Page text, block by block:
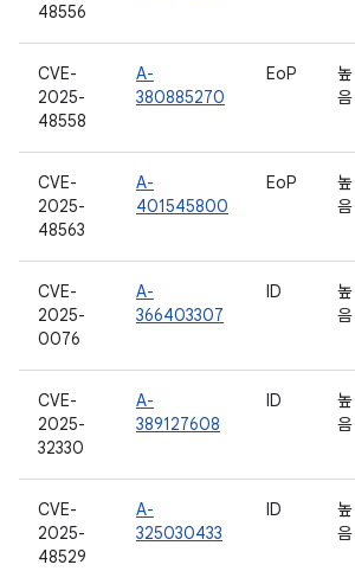
48556
CVE-
2025-
48558
A-
380885270
EoP
높
음
CVE-
2025-
48563
A-
401545800
EoP
높
음
CVE-
2025-
0076
A-
366403307
ID
높
음
CVE-
2025-
32330
A-
389127608
ID
높
음
CVE-
2025-
48529
A-
325030433
ID
높
음